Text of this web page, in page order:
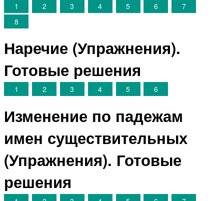
1 2 3 4 5 6
7
8
Наречие (Упражнения).
Готовые решения
1 2 3 4 5 6
Изменение по падежам
имен существительных
(Упражнения). Готовые
решения